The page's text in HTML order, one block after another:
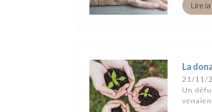
Lire
La
21/11/
Un